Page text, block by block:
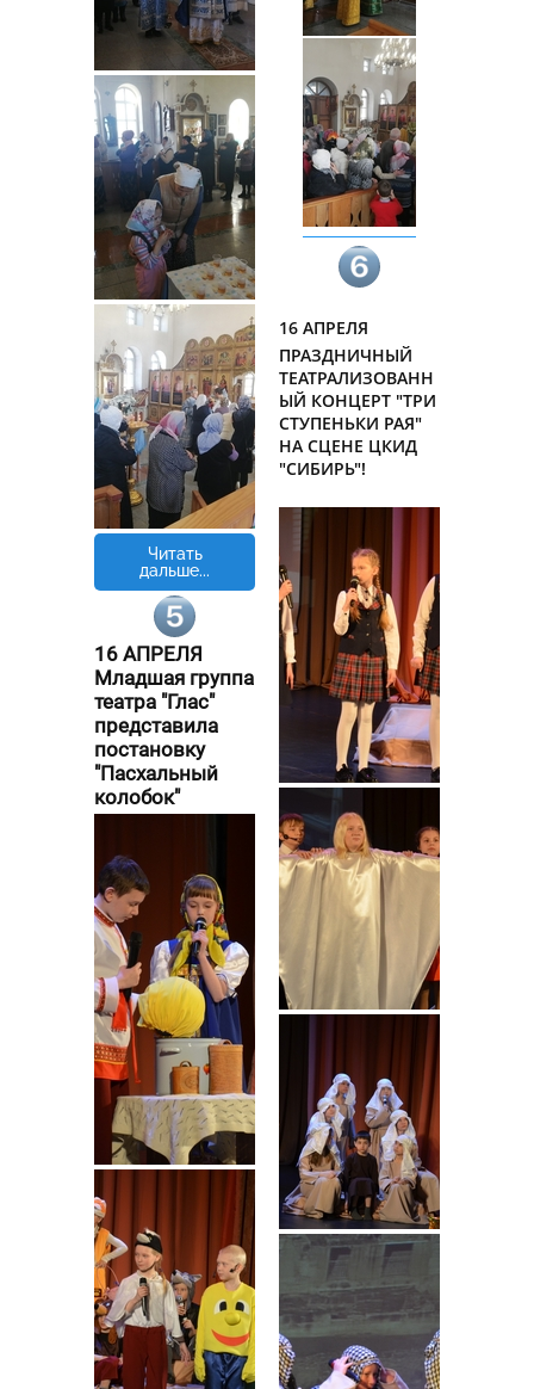
Читать
дальше...
16 АПРЕЛЯ
Младшая группа
театра "Глас"
представила
постановку
"Пасхальный
колобок"
16 АПРЕЛЯ
ПРАЗДНИЧНЫЙ
ТЕАТРАЛИЗОВАНН
ЫЙ КОНЦЕРТ "ТРИ
СТУПЕНЬКИ РАЯ"
НА СЦЕНЕ ЦКИД
"СИБИРЬ"!